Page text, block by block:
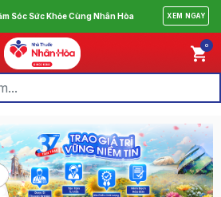
Sóc Sức Khỏe Cùng Nhân Hòa XEM NGAY
0